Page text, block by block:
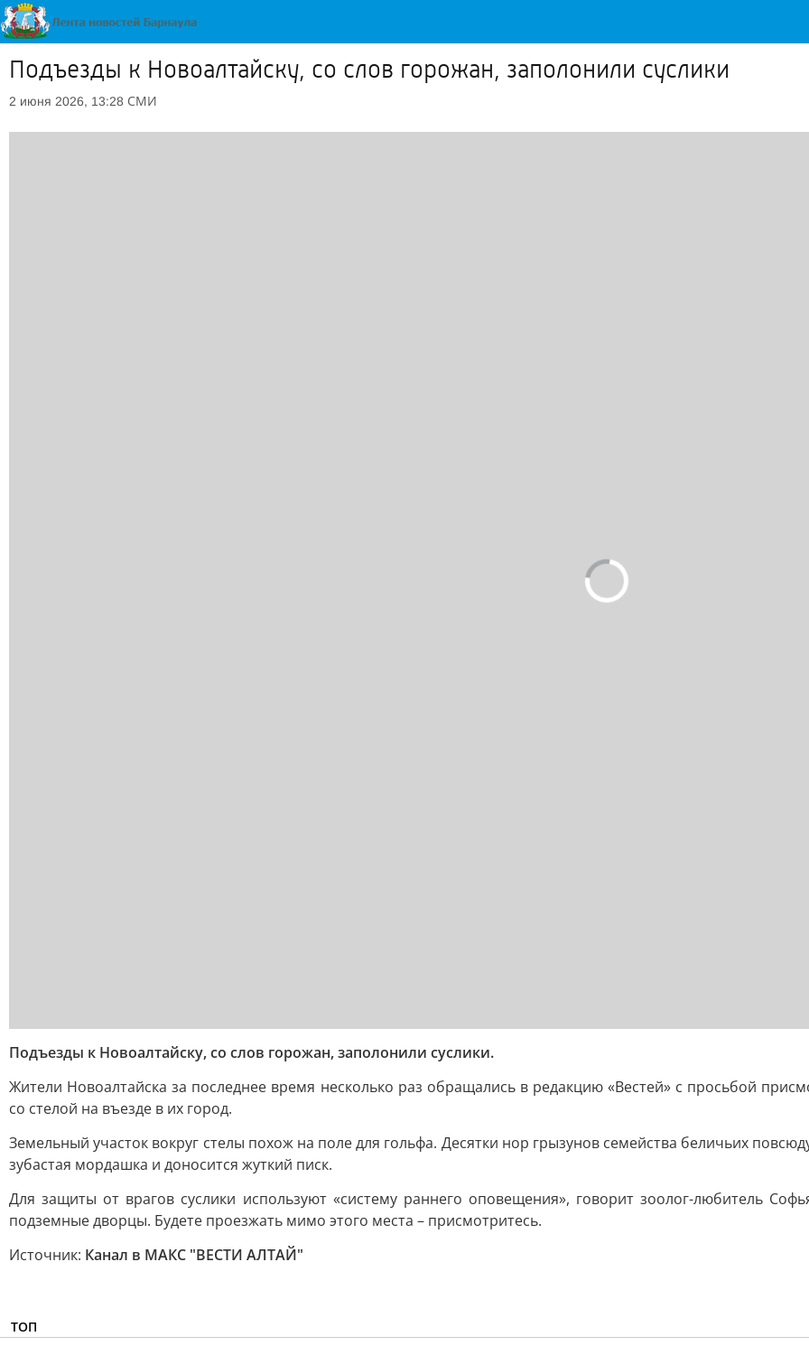
Подъезды к Новоалтайску, со слов горожан, заполонили суслики
2 июня 2026, 13:28 СМИ
Подъезды к Новоалтайску, со слов горожан, заполонили суслики.
Жители Новоалтайска за последнее время несколько раз обращались в редакцию «Вестей» с просьбой
со стелой на въезде в их город.
Земельный участок вокруг стелы похож на поле для гольфа. Десятки нор грызунов семейства беличьих
зубастая мордашка и доносится жуткий писк.
Для защиты от врагов суслики используют «систему раннего оповещения», говорит зоолог-любитель
подземные дворцы. Будете проезжать мимо этого места – присмотритесь.
Источник: Канал в МАКС "ВЕСТИ АЛТАЙ"
ТОП